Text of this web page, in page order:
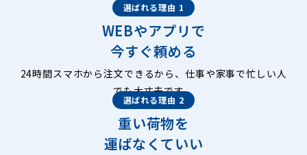
選ばれる理由 1
WEBやアプリで
今すぐ頼める
24時間スマホから注文できるから、仕事や家事で忙しい人
でも大丈夫です。
選ばれる理由 2
重い荷物を
運ばなくていい